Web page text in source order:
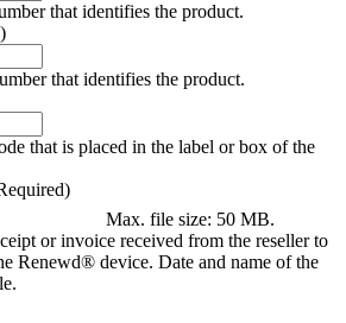
that identifies the product.
that identifies the product.
that is placed in the label or box of the
Max. file size: 50 MB.
or invoice received from the reseller to
Renewd® device. Date and name of the